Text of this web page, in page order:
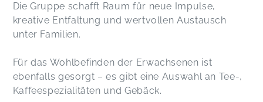
Die Gruppe schafft Raum für neue Impulse,
kreative Entfaltung und wertvollen Austausch
unter Familien.
Für das Wohlbefinden der Erwachsenen ist
ebenfalls gesorgt – es gibt eine Auswahl an Tee-,
Kaffeespezialitäten und Gebäck.